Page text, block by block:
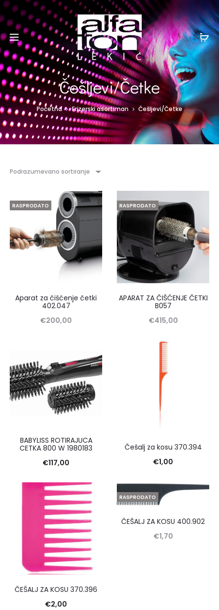
Češljevi/Četke
Početna Frizerski asortiman Češljevi/Četke
Podrazumevano sortiranje
RASPRODATO
Aparat za čišćenje četki
402.047
€200,00
RASPRODATO
APARAT ZA ČIŠĆENJE ČETKI
B057
€415,00
BABYLISS ROTIRAJUCA
CETKA 800 W 1980183
€117,00
Češalj za kosu 370.394
€1,00
ČEŠALJ ZA KOSU 370.396
€2,00
RASPRODATO
ČEŠALJ ZA KOSU 400.902
€1,70